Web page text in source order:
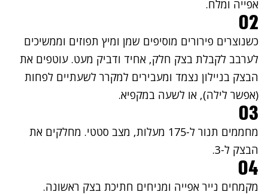
אפייה ומלח.
02
כשנוצרים פירורים מוסיפים שמן ומיץ תפוזים וממשיכים
לערבב לקבלת בצק חלק, אחיד ודביק מעט. עוטפים את
הבצק בניילון נצמד ומעבירים למקרר לשעתיים לפחות
(אפשר לילה), או לשעה במקפיא.
03
מחממים תנור ל-175 מעלות, מצב סטטי. מחלקים את
הבצק ל-3.
04
מקמחים נייר אפייה ומניחים חתיכת בצק ראשונה.